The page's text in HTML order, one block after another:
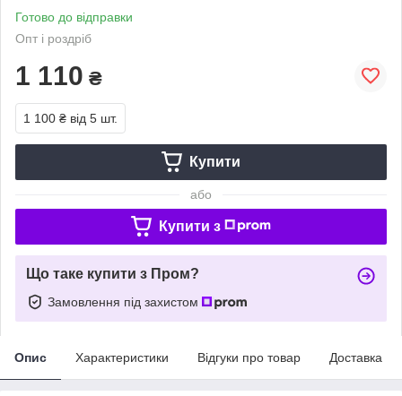
Готово до відправки
Опт і роздріб
1 110 ₴
1 100 ₴ від 5 шт.
Купити
або
Купити з
Що таке купити з Пром?
Замовлення під захистом
Опис Характеристики Відгуки про товар Доставка